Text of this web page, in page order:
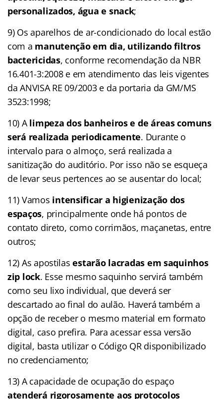
personalizados, água e snack;
9) Os aparelhos de ar-condicionado do local estão
com a manutenção em dia, utilizando filtros
bactericidas, conforme recomendação da NBR
16.401-3:2008 e em atendimento das leis vigentes
da ANVISA RE 09/2003 e da portaria da GM/MS
3523:1998;
10) Alimpeza dos banheiros e de áreas comuns
será realizada periodicamente. Durante o
intervalo para o almoço, será realizada a
sanitização do auditório. Por isso não se esqueça
de levar seus pertences ao se ausentar do local;
11) Vamos intensificar a higienização dos
espaços, principalmente onde há pontos de
contato direto, como corrimãos, maçanetas, entre
outros;
12) As apostilasestarão lacradas em saquinhos
zip lock. Esse mesmo saquinho servirá também
como seu lixo individual, que deverá ser
descartado ao final do aulão. Haverá também a
opção de receber o mesmo material em formato
digital, caso prefira. Para acessar essa versão
digital, basta utilizar o Código QR disponibilizado
no credenciamento;
13) A capacidade de ocupação do espaço
atenderá rigorosamente aos protocolos